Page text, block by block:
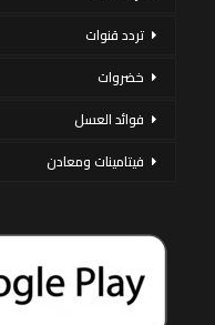
تردد قنوات
خضروات
فوائد العسل
فيتامينات ومعادن